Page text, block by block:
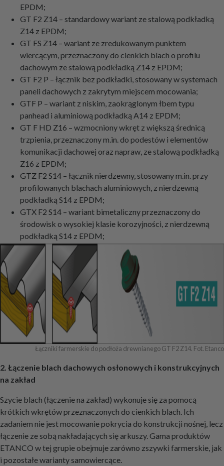
EPDM;
GT F2 Z14 – standardowy wariant ze stalową podkładką
Z14 z EPDM;
GT FS Z14 – wariant ze zredukowanym punktem
wiercącym, przeznaczony do cienkich blach o profilu
dachowym ze stalową podkładką Z14 z EPDM;
GT F2 P – łącznik bez podkładki, stosowany w systemach
paneli dachowych z zakrytym miejscem mocowania;
GTF P – wariant z niskim, zaokrąglonym łbem typu
panhead i aluminiową podkładką A14 z EPDM;
GT F HD Z16 – wzmocniony wkręt z większą średnicą
trzpienia, przeznaczony m.in. do podestów i elementów
komunikacji dachowej oraz napraw, ze stalową podkładką
Z16 z EPDM;
GTZ F2 S14 – łącznik nierdzewny, stosowany m.in. przy
profilowanych blachach aluminiowych, z nierdzewną
podkładką S14 z EPDM;
GTX F2 S14 – wariant bimetaliczny przeznaczony do
środowisk o wysokiej klasie korozyjności, z nierdzewną
podkładką S14 z EPDM;
Łączniki farmerskie do podłoża drewnianego GT F2 Z14. Fot. Etanco
2. Łączenie blach dachowych osłonowych i konstrukcyjnych
na zakład
Szycie blach (łączenie na zakład) wykonuje się za pomocą
krótkich wkrętów przeznaczonych do cienkich blach. Ich
zadaniem nie jest mocowanie pokrycia do konstrukcji nośnej, lecz
łączenie ze sobą nakładających się arkuszy. Gama produktów
ETANCO w tej grupie obejmuje zarówno zszywki farmerskie, jak
i pozostałe warianty samowiercące.